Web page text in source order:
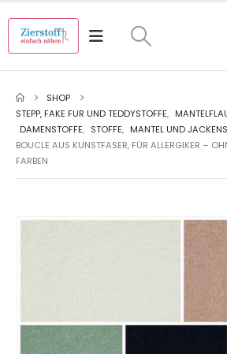
SHOP
STEPP, FAKE FUR UND TEDDYSTOFFE,
DAMENSTOFFE, STOFFE, MANTEL UND
BOUCLE AUS KUNSTFASER, FÜR ALLERGIKER –
FARBEN